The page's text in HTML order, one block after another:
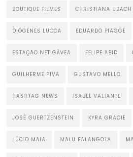
BOUTIQUE FILMES CHRISTIANA UBACH
DIÓGENES LUCCA EDUARDO PIAGGE
ESTAÇÃO NET GÁVEA FELIPE ABID
GUILHERME PIVA GUSTAVO MELLO
HASHTAG NEWS ISABEL VALIANTE
JOSÉ GUERTZENSTEIN KYRA GRACIE
LÚCIO MAIA MALU FALANGOLA